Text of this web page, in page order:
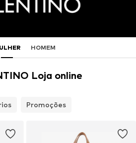
HOMEM
Loja online
Promoções